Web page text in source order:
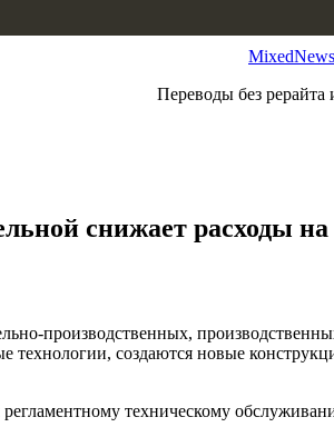
MixedNews
Переводы без рерайта
снижает расходы
производственных,
технологии, создаются новые
техническому